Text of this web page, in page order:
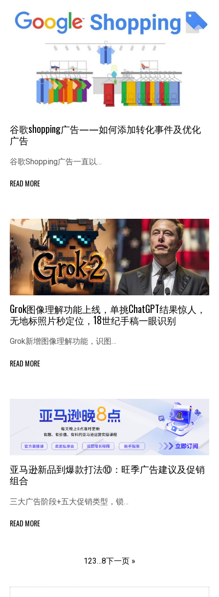
谷歌shopping广告——如何添加转化事件及优化
广告
谷歌Shopping广告一直以…
READ MORE
Grok图像理解功能上线，单挑ChatGPT结果惊人，
无地标照片秒定位，18世纪手稿一眼识别
Grok新增图像理解功能，识图…
READ MORE
亚马逊新品到爆款打法⑩：旺季广告建议及促销
组合
三大广告阶段+五大促销类型，锁…
READ MORE
123…8下一页 »